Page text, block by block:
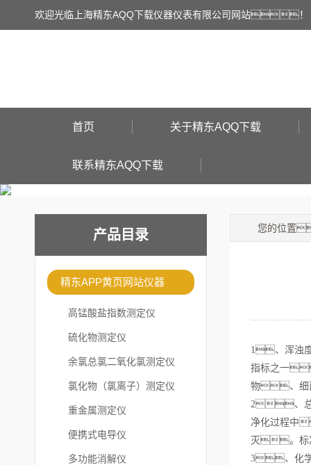
欢迎光临上海精东AQQ下载仪器仪表有限公司网站！
首页 关于精东AQQ下载
联系精东AQQ下载
产品目录
精东APP黄页网站仪器
高锰酸盐指数测定仪
硫化物测定仪
余氯总氯二氧化氯测定仪
氯化物（氯离子）测定仪
重金属测定仪
便携式电导仪
多功能消解仪
您的位置
1、 浑浊
指标之一
物、细
2、
净化过程中
灭。标
3、 化